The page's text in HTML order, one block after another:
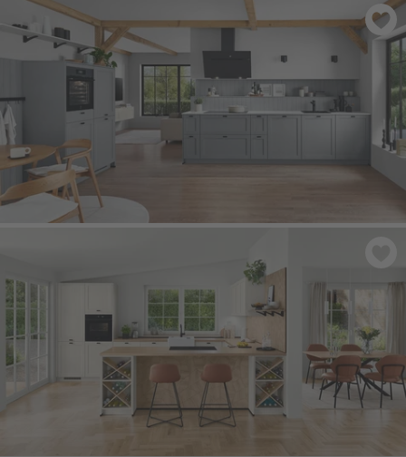
NORDIC 791 - Lakier, czarny idealny mat